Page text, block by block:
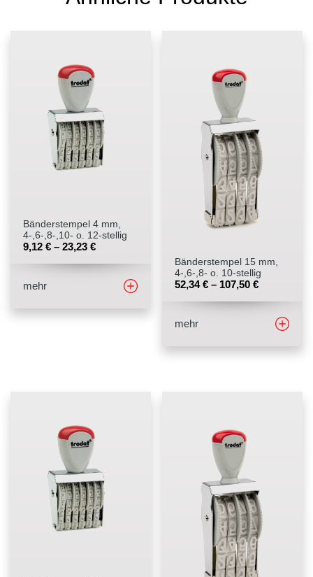
Bänderstempel 4 mm,
4-,6-,8-,10- o. 12-stellig
9,12 € – 23,23 €
mehr
Bänderstempel 15 mm,
4-,6-,8- o. 10-stellig
52,34€ – 107,50€
mehr